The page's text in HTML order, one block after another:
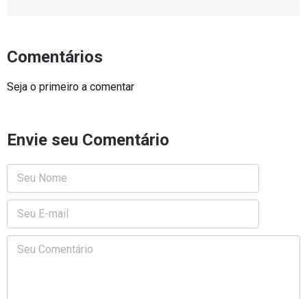
Comentários
Seja o primeiro a comentar
Envie seu Comentário